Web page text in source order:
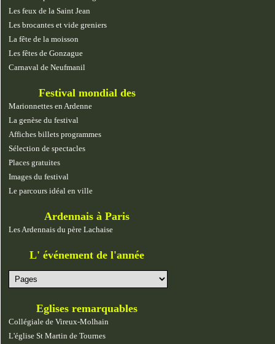
Les feux de la Saint Jean
Les brocantes et vide greniers
La fête de la moisson
Les fêtes de Gonzague
Carnaval de Neufmanil
Festival mondial des
marionnettes
Marionnettes en Ardenne
La genèse du festival
Affiches billets programmes
Sélection de spectacles
Places gratuites
Images du festival
Le parcours idéal en ville
Ardennais à Paris
Les Ardennais du père Lachaise
L' événement de l'année
Eglises remarquables
Collégiale de Vireux-Molhain
L'église St Martin de Tournes